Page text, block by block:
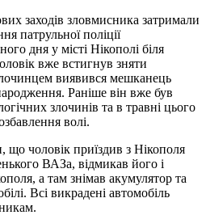
заходів зловмисника затримали
патрульної поліції
дня у місті Нікополі біля
вже встигнув зняти
виявився мешканець
Раніше він вже був
злочинів та в травні цього
волі.
що чоловік приїздив з Нікополя
ВАЗа, відмикав його і
а там знімав акумулятор та
Всі викрадені автомобіль